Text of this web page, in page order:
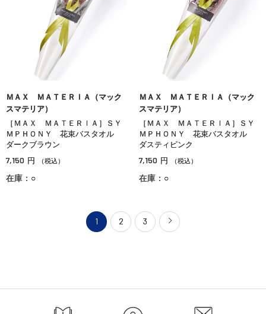
ＭＡＸ ＭＡＴＥＲＩＡ（マック
スマテリア）
［ＭＡＸ ＭＡＴＥＲＩＡ］ＳＹ
ＭＰＨＯＮＹ 花束バスタオル
ダークブラウン
7,150 円 （税込）
在庫：○
ＭＡＸ ＭＡＴＥＲＩＡ（マック
スマテリア）
［ＭＡＸ ＭＡＴＥＲＩＡ］ＳＹ
ＭＰＨＯＮＹ 花束バスタオル
ダスティピンク
7,150 円 （税込）
在庫：○
1 2 3